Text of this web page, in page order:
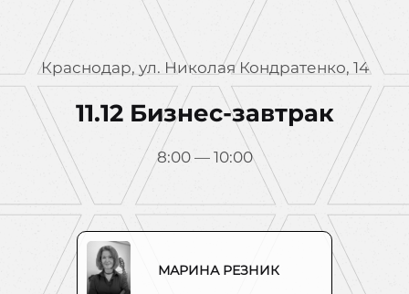
Краснодар, ул. Николая Кондратенко, 14
11.12 Бизнес-завтрак
8:00 — 10:00
МАРИНА РЕЗНИК